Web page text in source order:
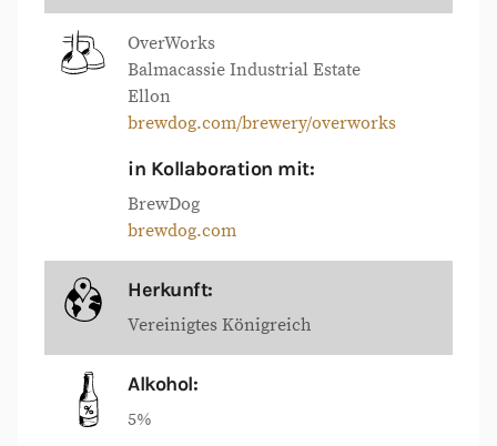
OverWorks
Balmacassie Industrial Estate
Ellon
brewdog.com/brewery/overworks
in Kollaboration mit:
BrewDog
brewdog.com
Herkunft:
Vereinigtes Königreich
Alkohol:
5%